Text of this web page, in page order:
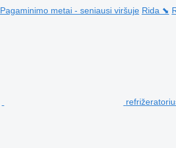
Pagaminimo metai - seniausi viršuje Rida ⬊